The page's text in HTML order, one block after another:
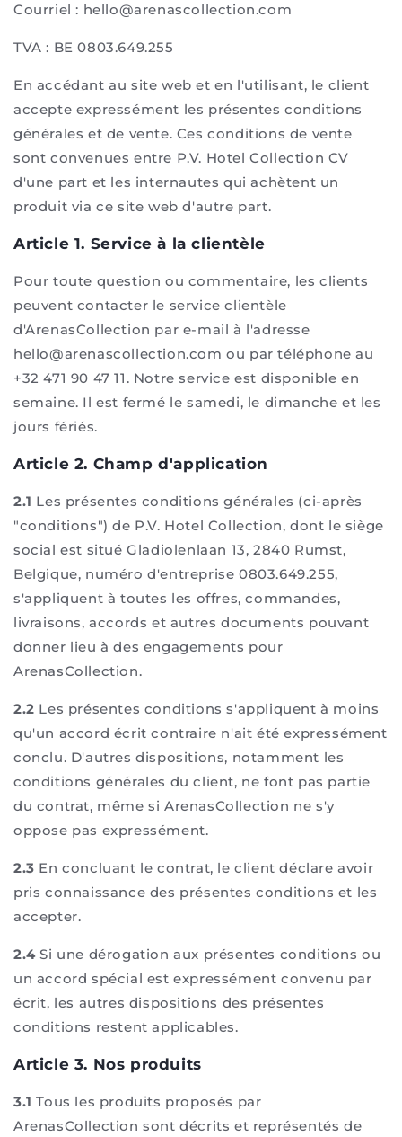
Courriel : hello@arenascollection.com
TVA : BE 0803.649.255
En accédant au site web et en l'utilisant, le client
accepte expressément les présentes conditions
générales et de vente. Ces conditions de vente
sont convenues entre P.V. Hotel Collection CV
d'une part et les internautes qui achètent un
produit via ce site web d'autre part.
Article 1. Service à la clientèle
Pour toute question ou commentaire, les clients
peuvent contacter le service clientèle
d'ArenasCollection par e-mail à l'adresse
hello@arenascollection.com ou par téléphone au
+32 471 90 47 11. Notre service est disponible en
semaine. Il est fermé le samedi, le dimanche et les
jours fériés.
Article 2. Champ d'application
2.1 Les présentes conditions générales (ci-après
"conditions") de P.V. Hotel Collection, dont le siège
social est situé Gladiolenlaan 13, 2840 Rumst,
Belgique, numéro d'entreprise 0803.649.255,
s'appliquent à toutes les offres, commandes,
livraisons, accords et autres documents pouvant
donner lieu à des engagements pour
ArenasCollection.
2.2 Les présentes conditions s'appliquent à moins
qu'un accord écrit contraire n'ait été expressément
conclu. D'autres dispositions, notamment les
conditions générales du client, ne font pas partie
du contrat, même si ArenasCollection ne s'y
oppose pas expressément.
2.3 En concluant le contrat, le client déclare avoir
pris connaissance des présentes conditions et les
accepter.
2.4Si une dérogation aux présentes conditions ou
un accord spécial est expressément convenu par
écrit, les autres dispositions des présentes
conditions restent applicables.
Article 3. Nos produits
3.1 Tous les produits proposés par
ArenasCollection sont décrits et représentés de